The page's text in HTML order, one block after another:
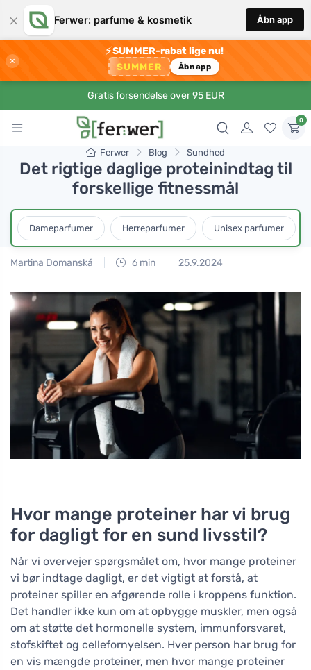
× Ferwer: parfume & kosmetik Åbn app
×
⚡SUMMER-rabat lige nu!
SUMMER Åbn app
Gratis forsendelse over 95 EUR
0
Ferwer Blog Sundhed
Det rigtige daglige proteinindtag til
forskellige fitnessmål
Dameparfumer Herreparfumer Unisex parfumer
Martina Domanská 6 min 25.9.2024
Hvor mange proteiner har vi brug
for dagligt for en sund livsstil?
Når vi overvejer spørgsmålet om, hvor mange proteiner
vi bør indtage dagligt, er det vigtigt at forstå, at
proteiner spiller en afgørende rolle i kroppens funktion.
Det handler ikke kun om at opbygge muskler, men også
om at støtte det hormonelle system, immunforsvaret,
stofskiftet og cellefornyelsen. Hver person har brug for
en vis mængde proteiner, men hvor mange proteiner